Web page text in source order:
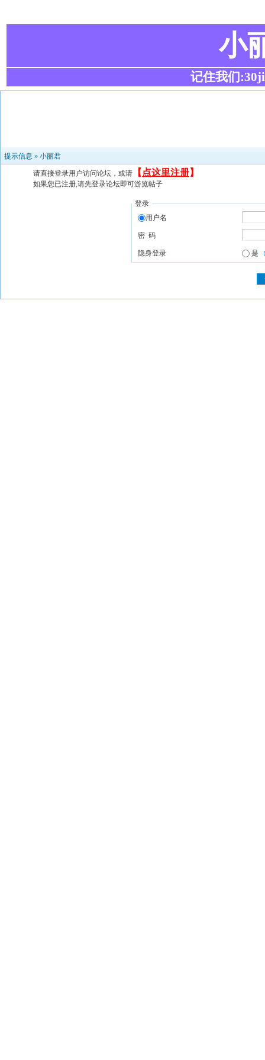
小
记住我们
提示信息 » 小丽君
请直接登录用户访问论坛，或请 【 点这里注册】
如果您已注册,请先登录论坛即可游览帖子
登录
用户名
密 码
隐身登录 是